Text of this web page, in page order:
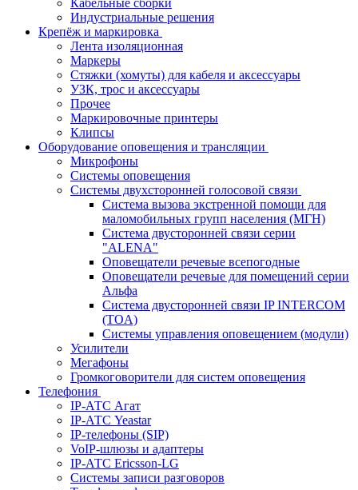
Кабельные сборки
Индустриальные решения
Крепёж и маркировка
Лента изоляционная
Маркеры
Стяжки (хомуты) для кабеля и аксессуары
УЗК, трос и аксессуары
Прочее
Маркировочные принтеры
Клипсы
Оборудование оповещения и трансляции
Микрофоны
Системы оповещения
Системы двухсторонней голосовой связи
Система вызова экстренной помощи для
маломобильных групп населения (МГН)
Система двусторонней связи серии
"ALENA"
Оповещатели речевые всепогодные
Оповещатели речевые для помещений серии
Альфа
Система двусторонней связи IP INTERCOM
(TOA)
Системы управления оповещением (модули)
Усилители
Мегафоны
Громкоговорители для систем оповещения
Телефония
IP-АТС Агат
IP-АТС Yeastar
IP-телефоны (SIP)
VoIP-шлюзы и адаптеры
IP-АТС Ericsson-LG
Системы записи разговоров